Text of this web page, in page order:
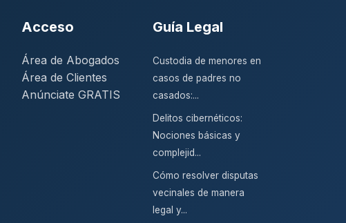
Acceso
Área de Abogados
Área de Clientes
Anúnciate GRATIS
Guía Legal
Custodia de menores en
casos de padres no
casados:...
Delitos cibernéticos:
Nociones básicas y
complejid...
Cómo resolver disputas
vecinales de manera
legal y...